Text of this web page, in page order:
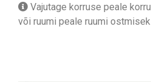
Vajutage korruse peale
või ruumi peale ruumi